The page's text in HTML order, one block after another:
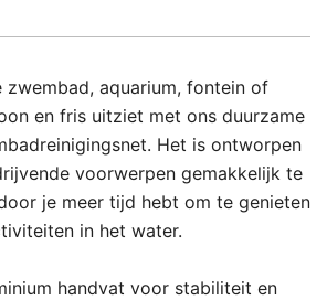
aquarium, fontein of
en fris uitziet met ons duurzame
Het is ontworpen
voorwerpen gemakkelijk te
je meer tijd hebt om te genieten
in het water.
handvat voor stabiliteit en